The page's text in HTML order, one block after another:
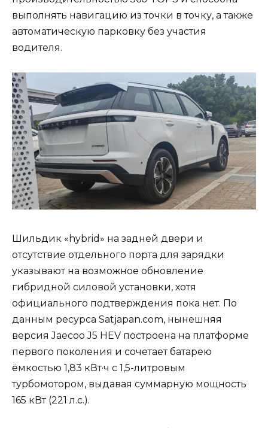
выполнять навигацию из точки в точку, а также
автоматическую парковку без участия
водителя.
Шильдик «hybrid» на задней двери и
отсутствие отдельного порта для зарядки
указывают на возможное обновление
гибридной силовой установки, хотя
официального подтверждения пока нет. По
данным ресурса Satjapan.com, нынешняя
версия Jaecoo J5 HEV построена на платформе
первого поколения и сочетает батарею
ёмкостью 1,83 кВт·ч с 1,5-литровым
турбомотором, выдавая суммарную мощность
165 кВт (221 л.с.).